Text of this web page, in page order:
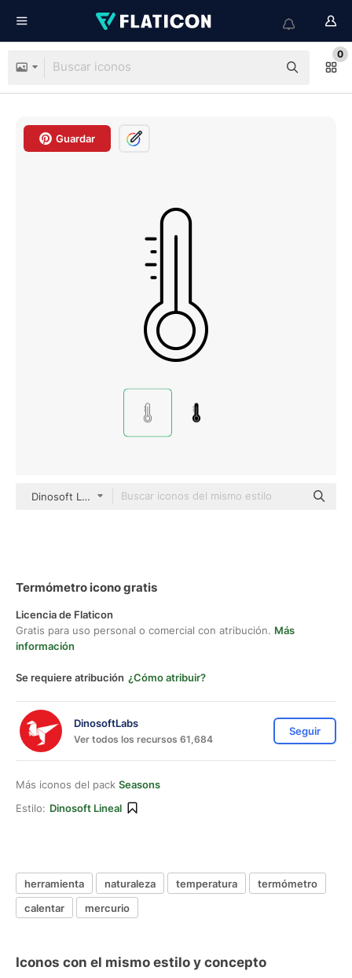
0
Guardar
Dinosoft Lineal
Termómetro icono gratis
Licencia de Flaticon
Gratis para uso personal o comercial con atribución. Más
información
Se requiere atribución ¿Cómo atribuir?
DinosoftLabs
Ver todos los recursos 61,684
Seguir
Más iconos del pack Seasons
Estilo: Dinosoft Lineal
herramienta naturaleza temperatura
termómetro
calentar
mercurio
Iconos con el mismo estilo y concepto